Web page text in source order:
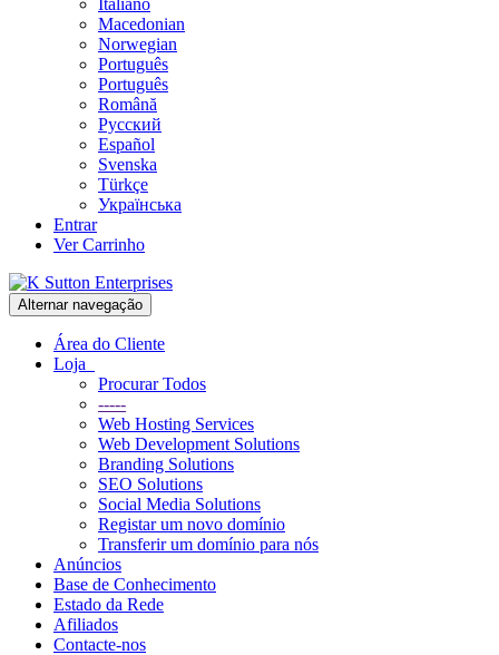
Italiano
Macedonian
Norwegian
Português
Português
Română
Русский
Español
Svenska
Türkçe
Українська
Entrar
Ver Carrinho
Alternar navegação
Área do Cliente
Loja
Procurar Todos
-----
Web Hosting Services
Web Development Solutions
Branding Solutions
SEO Solutions
Social Media Solutions
Registar um novo domínio
Transferir um domínio para nós
Anúncios
Base de Conhecimento
Estado da Rede
Afiliados
Contacte-nos